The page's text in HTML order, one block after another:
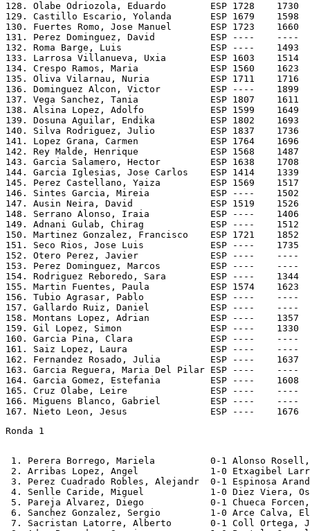
128. Olabe Odriozola, Eduardo        ESP 1728
129. Castillo Escario, Yolanda       ESP 1679
130. Fuertes Romo, Jose Manuel       ESP 1723
131. Perez Dominguez, David          ESP ----
132. Roma Barge, Luis                ESP ----
133. Larrosa Villanueva, Uxia        ESP 1603
134. Crespo Ramos, Maria             ESP 1560
135. Oliva Vilarnau, Nuria           ESP 1711
136. Dominguez Alcon, Victor         ESP ----
137. Vega Sanchez, Tania             ESP 1807
138. Alsina Lopez, Adolfo            ESP 1599
139. Dosuna Aguilar, Endika          ESP 1802
140. Silva Rodriguez, Julio          ESP 1837
141. Lopez Grana, Carmen             ESP 1764
142. Rey Malde, Henrique             ESP 1568
143. Garcia Salamero, Hector         ESP 1638
144. Garcia Iglesias, Jose Carlos    ESP 1414
145. Perez Castellano, Yaiza         ESP 1569
146. Sintes Garcia, Mireia           ESP ----
147. Ausin Neira, David              ESP 1519
148. Serrano Alonso, Iraia           ESP ----
149. Adnani Gulab, Chirag            ESP ----
150. Martinez Gonzalez, Francisco    ESP 1721
151. Seco Rios, Jose Luis            ESP ----
152. Otero Perez, Javier             ESP ----
153. Perez Dominguez, Marcos         ESP ----
154. Rodriguez Reboredo, Sara        ESP ----
155. Martin Fuentes, Paula           ESP 1574
156. Tubio Agrasar, Pablo            ESP ----
157. Gallardo Ruiz, Daniel           ESP ----
158. Montans Lopez, Adrian           ESP ----
159. Gil Lopez, Simon                ESP ----
160. Garcia Pina, Clara              ESP ----
161. Saiz Lopez, Laura               ESP ----
162. Fernandez Rosado, Julia         ESP ----
163. Garcia Reguera, Maria Del Pilar ESP ----
164. Garcia Gomez, Estefania         ESP ----
165. Cruz Olabe, Leire               ESP ----
166. Miguens Blanco, Gabriel         ESP ----
167. Nieto Leon, Jesus               ESP ----
Ronda 1
1. Perera Borrego, Mariela          0-1 Alonso
2. Arribas Lopez, Angel             1-0 Etxagibel
3. Perez Cuadrado Robles, Alejandr  0-1 Espinosa
4. Senlle Caride, Miguel            1-0 Diez Viera,
5. Pareja Alvarez, Diego            0-1 Chueca
6. Sanchez Gonzalez, Sergio         1-0 Arce Calva,
7. Sacristan Latorre, Alberto       0-1 Coll Ortega,